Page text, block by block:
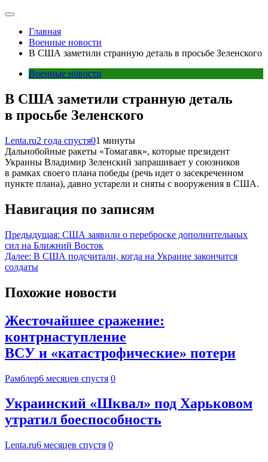
Главная
Военные новости
В США заметили странную деталь в просьбе Зеленского
Военные новости
В США заметили странную деталь
в просьбе Зеленского
Lenta.ru2 года спустя01 минуты
Дальнобойные ракеты «Томагавк», которые президент
Украины Владимир Зеленский запрашивает у союзников
в рамках своего плана победы (речь идет о засекреченном
пункте плана), давно устарели и сняты с вооружения в США.
Навигация по записям
Предыдущая: США заявили о переброске дополнительных
сил на Ближний Восток
Далее: В США подсчитали, когда на Украине закончатся
солдаты
Похожие новости
Жесточайшее сражение:
контрнаступление
ВСУ и «катастрофические» потери
Рамблер6 месяцев спустя 0
Украинский «Шквал» под Харьковом
утратил боеспособность
Lenta.ru6 месяцев спустя 0